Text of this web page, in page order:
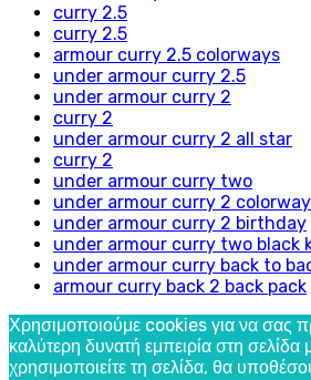
curry 2.5
curry 2.5
armour curry 2.5 colorways
under armour curry 2.5
under armour curry 2
curry 2
under armour curry 2 all star
curry 2
under armour curry two
under armour curry 2
under armour curry 2 birthday
under armour curry two black
under armour curry back to
armour curry back 2 back pack
Χρησιμοποιούμε cookies για να σας
καλύτερη δυνατή εμπειρία στη σελίδα
χρησιμοποιείτε τη σελίδα, θα